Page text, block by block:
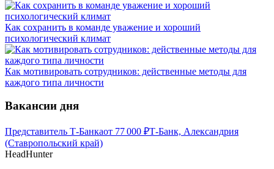
Как сохранить в команде уважение и хороший
психологический климат
Как мотивировать сотрудников: действенные методы для
каждого типа личности
Вакансии дня
Представитель Т-Банкаот 77 000 ₽Т-Банк, Александрия
(Ставропольский край)
HeadHunter